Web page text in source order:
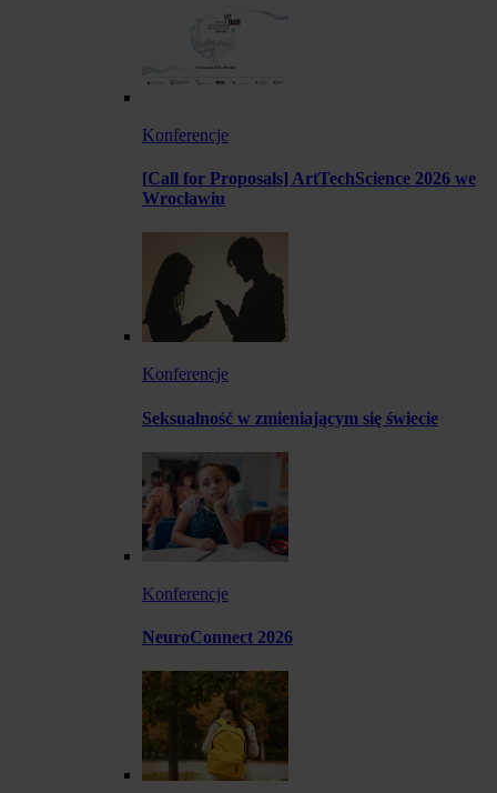
Konferencje
[Call for Proposals] ArtTechScience 2026 we
Wrocławiu
Konferencje
Seksualność w zmieniającym się świecie
Konferencje
NeuroConnect 2026